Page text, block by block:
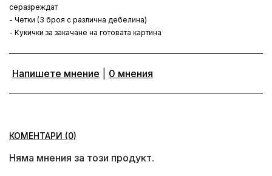
серазреждат
- Четки (3 броя с различна дебелина)
- Кукички за закачане на готовата картина
Напишете мнение 0 мнения
КОМЕНТАРИ (0)
Няма мнения за този продукт.